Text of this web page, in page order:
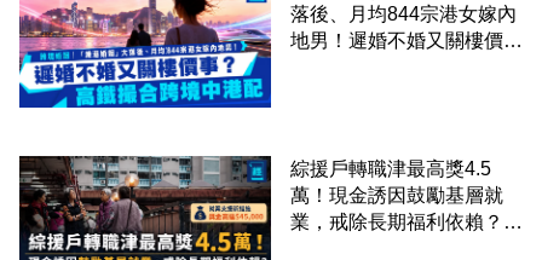
落後、月均844宗港女嫁內
地男！遲婚不婚又關樓價
綜援戶轉職津最高獎4.5
萬！現金誘因鼓勵基層就
業，戒除長期福利依賴？鄧